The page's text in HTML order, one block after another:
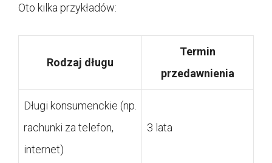
Oto kilka przykładów:
Rodzaj długu
Termin
przedawnienia
Długi konsumenckie (np.
rachunki za telefon,
internet)
3 lata